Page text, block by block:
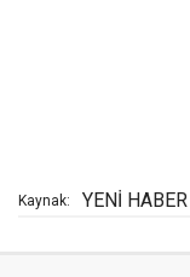
Kaynak: YENİ HABER